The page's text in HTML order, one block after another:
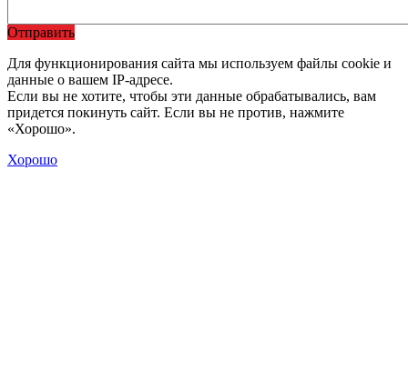
Отправить
Для функционирования сайта мы используем файлы cookie и
данные о вашем IP-адресе.
Если вы не хотите, чтобы эти данные обрабатывались, вам
придется покинуть сайт. Если вы не против, нажмите
«Хорошо».
Хорошо